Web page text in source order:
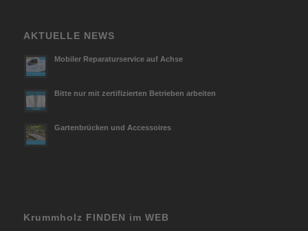
AKTUELLE NEWS
Mobiler Reparaturservice auf Achse
Bitte nur mit zertifizierten Betrieben arbeiten
Gartenbrücken und Accessoires
Krummholz FINDEN im WEB